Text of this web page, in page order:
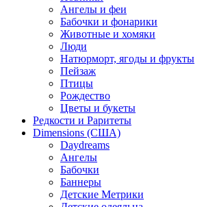
Ангелы и феи
Бабочки и фонарики
Животные и хомяки
Люди
Натюрморт, ягоды и фрукты
Пейзаж
Птицы
Рождество
Цветы и букеты
Редкости и Раритеты
Dimensions (США)
Daydreams
Ангелы
Бабочки
Баннеры
Детские Метрики